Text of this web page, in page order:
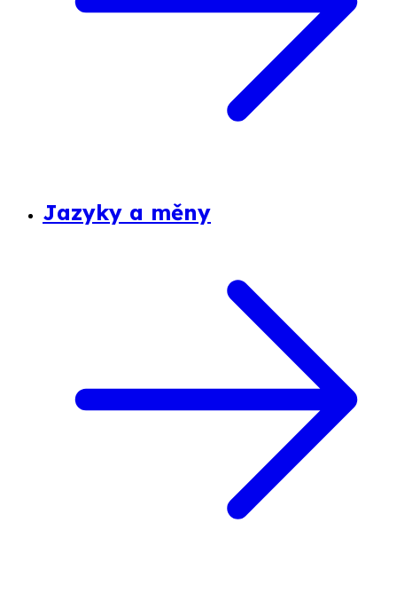
Jazyky a měny